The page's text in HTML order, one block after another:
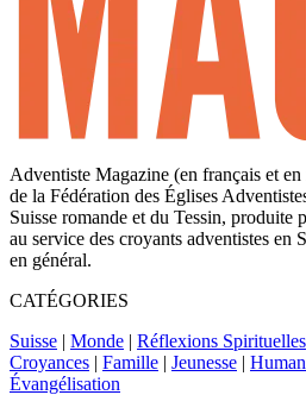
Adventiste Magazine (en français et
de la Fédération des Églises
Suisse romande et du Tessin, produite
au service des croyants adventistes en
en général.
CATÉGORIES
Suisse | Monde | Réflexions Spirituelles
Croyances | Famille | Jeunesse |
Évangélisation